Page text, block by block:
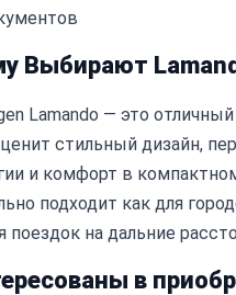
Выбирают
Lamando — это
ценит стильный дизайн,
и комфорт в
подходит как для
поездок на дальние
в